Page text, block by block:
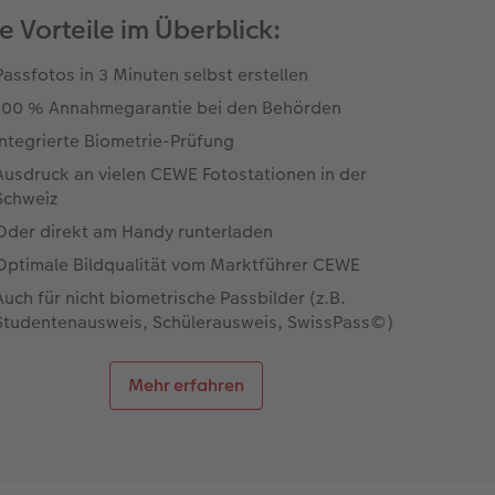
Vorteile im Überblick:
in 3 Minuten selbst erstellen
% Annahmegarantie bei den Behörden
Biometrie-Prüfung
an vielen CEWE Fotostationen in der
direkt am Handy runterladen
Bildqualität vom Marktführer CEWE
für nicht biometrische Passbilder (z.B.
Schülerausweis, SwissPass©)
Mehr erfahren